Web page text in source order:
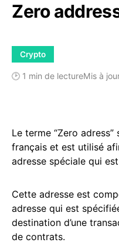
Zero
Crypto
🕑 1 min de lectureMis à
Le terme “Zero adress”
français et est utilisé
adresse spéciale qui
Cette adresse est
adresse qui est
destination d’une
de contrats.